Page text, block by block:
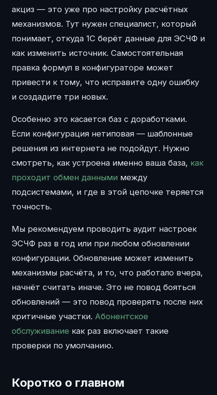
акциз — это уже про настройку расчётных
механизмов. Тут нужен специалист, который
понимает, откуда 1С берёт данные для ЭСЧФ и
как изменить источник. Самостоятельная
правка формул в конфигураторе может
привести к тому, что исправите одну ошибку
и создадите три новых.
Особенно это касается баз с доработками.
Если конфигурация нетиповая — шаблонные
решения из интернета не подойдут. Нужно
смотреть, как устроена именно ваша база, как
проходит обмен данными между
подсистемами, и где в этой цепочке теряется
точность.
Мы рекомендуем проводить аудит настроек
ЭСЧФ раз в год или при любом обновлении
конфигурации. Обновление может изменить
механизмы расчёта, и то, что работало вчера,
начнёт считать иначе. Это не повод бояться
обновлений — это повод проверять после них
критичные участки. Абонентское
обслуживание как раз включает такие
проверки по умолчанию.
Коротко о главном